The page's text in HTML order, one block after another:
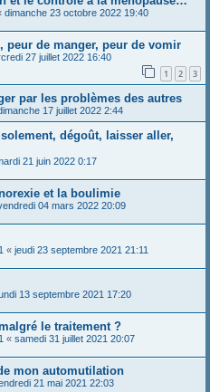
dimanche 23 octobre 2022 19:40
peur de manger, peur de vomir
27 juillet 2022 16:40
1 2 3
par les problèmes des autres
17 juillet 2022 2:44
dégoût, laisser aller,
21 juin 2022 0:17
et la boulimie
04 mars 2022 20:09
« jeudi 23 septembre 2021 21:11
13 septembre 2021 17:20
le traitement ?
« samedi 31 juillet 2021 20:07
mon automutilation
21 mai 2021 22:03